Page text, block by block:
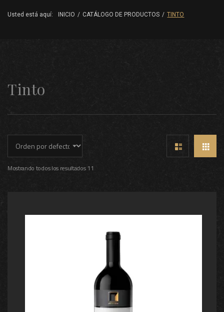
Usted está aquí: INICIO / CATÁLOGO DE PRODUCTOS / TINTO
Tinto
Mostrando todos los resultados 11